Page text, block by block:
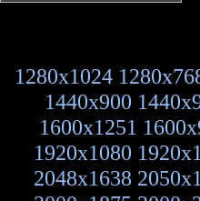
1280x1024
1440x900
1600x1251
1920x1080
2048x1638